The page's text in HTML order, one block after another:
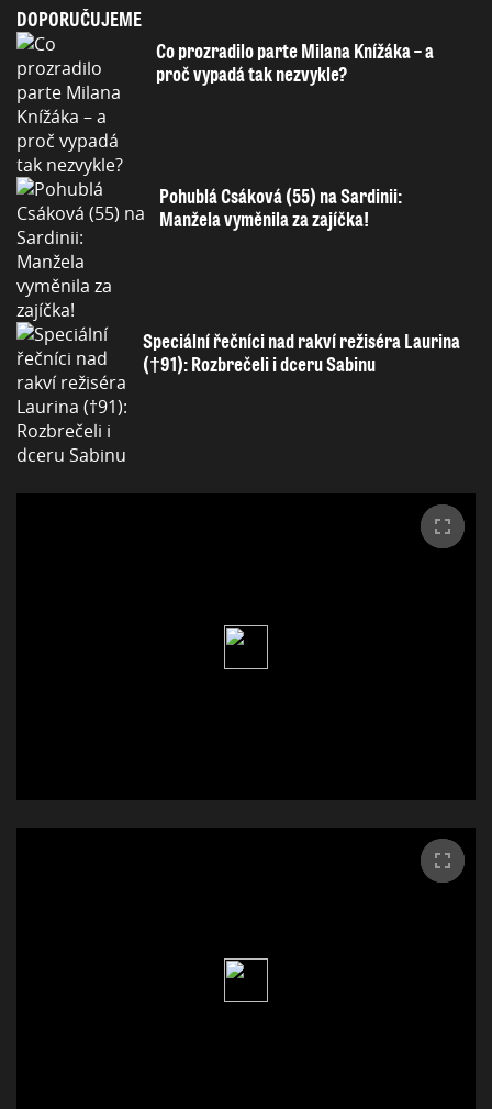
DOPORUČUJEME
Co prozradilo parte Milana Knížáka – a
proč vypadá tak nezvykle?
Pohublá Csáková (55) na Sardinii:
Manžela vyměnila za zajíčka!
Speciální řečníci nad rakví režiséra Laurina
(†91): Rozbrečeli i dceru Sabinu